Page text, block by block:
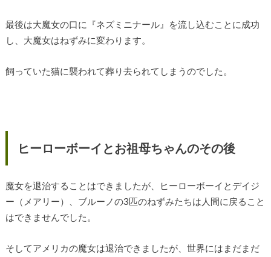
最後は大魔女の口に『ネズミニナール』を流し込むことに成功
し、大魔女はねずみに変わります。
飼っていた猫に襲われて葬り去られてしまうのでした。
ヒーローボーイとお祖母ちゃんのその後
魔女を退治することはできましたが、ヒーローボーイとデイジ
ー（メアリー）、ブルーノの3匹のねずみたちは人間に戻ること
はできませんでした。
そしてアメリカの魔女は退治できましたが、世界にはまだまだ